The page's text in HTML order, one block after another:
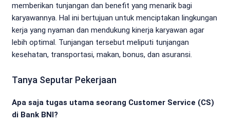
memberikan tunjangan dan benefit yang menarik bagi
karyawannya. Hal ini bertujuan untuk menciptakan lingkungan
kerja yang nyaman dan mendukung kinerja karyawan agar
lebih optimal. Tunjangan tersebut meliputi tunjangan
kesehatan, transportasi, makan, bonus, dan asuransi.
Tanya Seputar Pekerjaan
Apa saja tugas utama seorang Customer Service (CS)
di Bank BNI?